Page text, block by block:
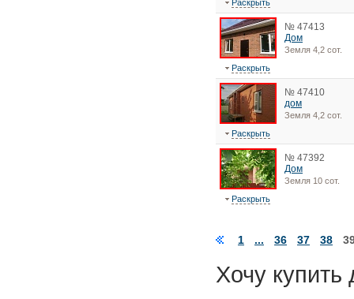
Раскрыть
№ 47413
Дом
Земля 4,2 сот.
Раскрыть
№ 47410
дом
Земля 4,2 сот.
Раскрыть
№ 47392
Дом
Земля 10 сот.
Раскрыть
1 ... 36 37 38
Хочу купить